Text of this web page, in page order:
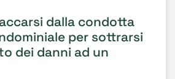
dalla condotta
per sottrarsi
dei danni ad un